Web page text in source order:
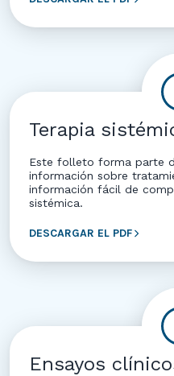
Terapia
Este folleto forma parte
información sobre
información fácil de
sistémica.
DESCARGAR EL PDF
Ensayos